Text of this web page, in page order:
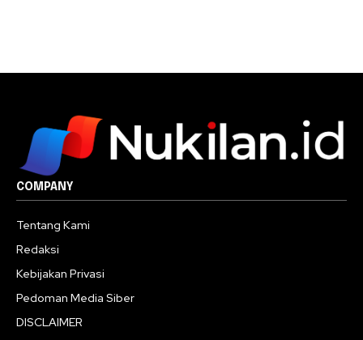
COMPANY
Tentang Kami
Redaksi
Kebijakan Privasi
Pedoman Media Siber
DISCLAIMER